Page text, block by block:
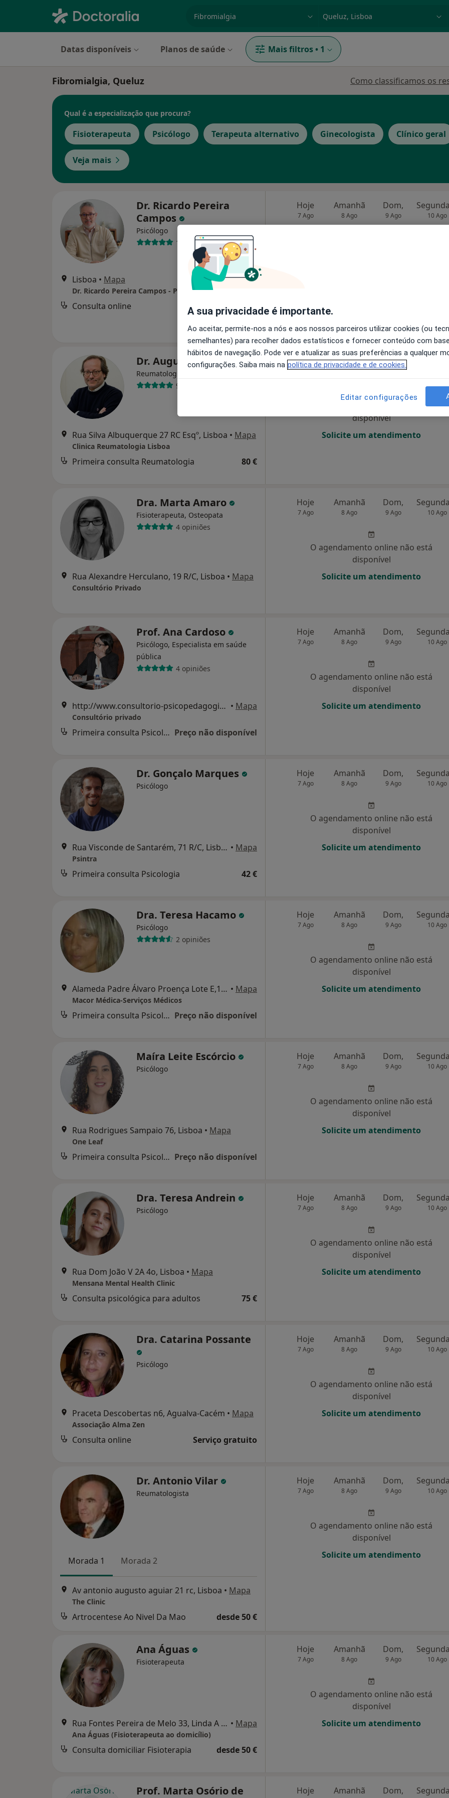
Datas disponíveis Planos de saúde Mais filtros • 1
Fibromialgia, Queluz Como classificamos os
Qual é a especialização que procura?
Fisioterapeuta Psicólogo Terapeuta alternativo Ginecologista Clínico geral
Veja mais
Dr. Ricardo Pereira
Campos
Psicólogo
138 opiniões
Lisboa • Mapa
Consulta online 55 €
Hoje
7 Ago
Amanhã
8 Ago
Dom,
9 Ago 10 Ago
Dr. Augusto Faustino
Reumatologista
9 opiniões
Rua Silva Albuquerque 27 RC Esqº, Lisboa • Mapa
Clinica Reumatologia Lisboa
Primeira consulta Reumatologia 80 €
Hoje
7 Ago
Amanhã
8 Ago
Dom,
9 Ago
O agendamento online não está
disponível
Solicite um atendimento
Dra. Marta Amaro
Fisioterapeuta, Osteopata
4 opiniões
Rua Alexandre Herculano, 19 R/C, Lisboa • Mapa
Consultório Privado
Hoje
7 Ago
Amanhã
8 Ago
Dom,
9 Ago 10 Ago
O agendamento online não está
disponível
Solicite um atendimento
Prof. Ana Cardoso
Psicólogo, Especialista em saúde
pública
4 opiniões
http://www.consultorio-psicopedagogia.com - Clínica Gémeos Avenida Conde Valbom, 82, 1º Dt.º, Lisboa • Mapa
Consultório privado
Primeira consulta Psicologia Preço não disponível
Hoje
7 Ago
Amanhã
8 Ago
Dom,
9 Ago 10 Ago
O agendamento online não está
disponível
Solicite um atendimento
Dr. Gonçalo Marques
Psicólogo
Rua Visconde de Santarém, 71 R/C, Lisboa, Lisboa • Mapa
Psintra
Primeira consulta Psicologia 42 €
Hoje
7 Ago
Amanhã
8 Ago
Dom,
9 Ago 10 Ago
O agendamento online não está
disponível
Solicite um atendimento
Dra. Teresa Hacamo
Psicólogo
2 opiniões
Alameda Padre Álvaro Proença Lote E,1º-A, Lisboa • Mapa
Macor Médica-Serviços Médicos
Primeira consulta Psicologia Preço não disponível
Hoje
7 Ago
Amanhã
8 Ago
Dom,
9 Ago 10 Ago
O agendamento online não está
disponível
Solicite um atendimento
Maíra Leite Escórcio
Psicólogo
Rua Rodrigues Sampaio 76, Lisboa • Mapa
One Leaf
Primeira consulta Psicologia Preço não disponível
Hoje
7 Ago
Amanhã
8 Ago
Dom,
9 Ago 10 Ago
O agendamento online não está
disponível
Solicite um atendimento
Dra. Teresa Andrein
Psicólogo
Rua Dom João V 2A 4o, Lisboa • Mapa
Mensana Mental Health Clinic
Consulta psicológica para adultos 75 €
Hoje
7 Ago
Amanhã
8 Ago
Dom,
9 Ago 10 Ago
O agendamento online não está
disponível
Solicite um atendimento
Dra. Catarina Possante
Psicólogo
Praceta Descobertas n6, Agualva-Cacém • Mapa
Associação Alma Zen
Consulta online Serviço gratuito
Hoje
7 Ago
Amanhã
8 Ago
Dom,
9 Ago 10 Ago
O agendamento online não está
disponível
Solicite um atendimento
Dr. Antonio Vilar
Reumatologista
Morada 1 Morada 2
Av antonio augusto aguiar 21 rc, Lisboa • Mapa
The Clinic
Artrocentese Ao Nivel Da Mao desde 50 €
Hoje
7 Ago
Amanhã
8 Ago
Dom,
9 Ago 10 Ago
O agendamento online não está
disponível
Solicite um atendimento
Ana Águas
Fisioterapeuta
Rua Fontes Pereira de Melo 33, Linda A Velha • Mapa
Ana Águas (Fisioterapeuta ao domicílio)
Consulta domiciliar Fisioterapia desde 50 €
Hoje
7 Ago
Amanhã
8 Ago
Dom,
9 Ago 10 Ago
O agendamento online não está
disponível
Solicite um atendimento
Prof. Marta Osório de
Hoje Amanhã Dom,
A sua privacidade é importante.
Ao aceitar, permite-nos a nós e aos nossos parceiros utilizar cookies (ou
semelhantes) para recolher dados estatísticos e fornecer conteúdo com
hábitos de navegação. Pode ver e atualizar as suas preferências a qualquer
configurações. Saiba mais na política de privacidade e de cookies.
Editar configurações